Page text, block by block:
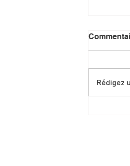
Rédigez